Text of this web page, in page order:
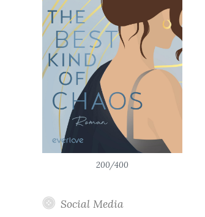
200/400
Social Media